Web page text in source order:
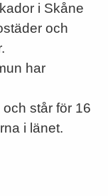
i Skåne
och
har
står för 16
i länet.